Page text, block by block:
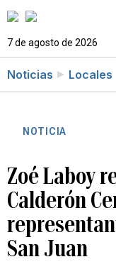
7 de agosto de 2026
Noticias Locales
NOTICIA
Zoé Laboy
Calderón
San Juan